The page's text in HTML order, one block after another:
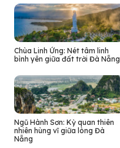
Chùa Linh Ứng: Nét tâm linh
bình yên giữa đất trời Đà Nẵng
Ngũ Hành Sơn: Kỳ quan thiên
nhiên hùng vĩ giữa lòng Đà
Nẵng